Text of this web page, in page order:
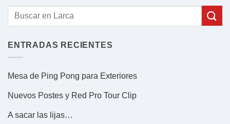
ENTRADAS RECIENTES
Mesa de Ping Pong para Exteriores
Nuevos Postes y Red Pro Tour Clip
A sacar las lijas…